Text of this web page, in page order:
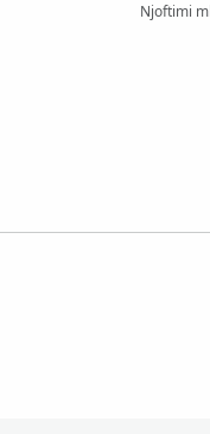
Njoftimi